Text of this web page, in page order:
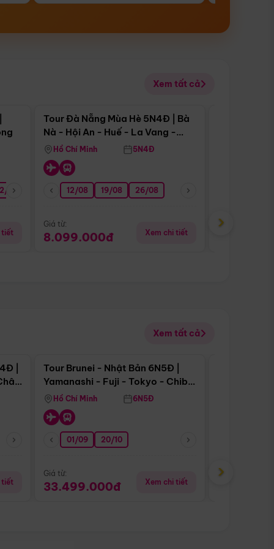
Xem tất cả
08 26/08 05/09 09/09 12/09
tiết
Điểm nổi bật
Tour Đà Nẵng Mùa Hè 5N4Đ | Bà
Nà - Hội An - Huế - La Vang -
Động Thiên Đường
Hồ Chí Minh 5N4Đ
12/08 19/08 26/08
Giá từ:
8.099.000đ Xem chi tiết
Giá từ:
›
Xem tất cả
|
tiết
Điểm nổi bật
Tour Brunei - Nhật Bản 6N5Đ |
Yamanashi - Fuji - Tokyo - Chiba
- Freeday
Hồ Chí Minh 6N5Đ
01/09 20/10
Giá từ:
33.499.000đ Xem chi tiết
Giá từ:
›